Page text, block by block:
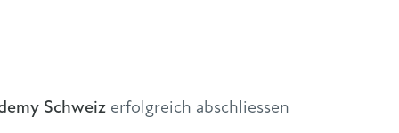
Schweiz erfolgreich abschliessen